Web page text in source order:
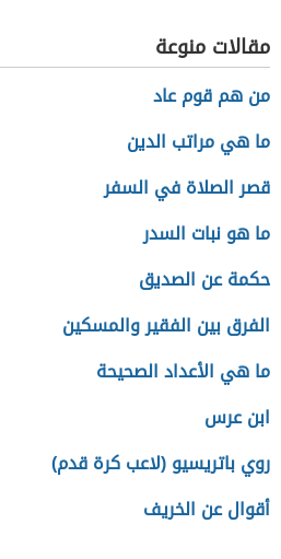
مقالات منوعة
من هم قوم عاد
ما هي مراتب الدين
قصر الصلاة في السفر
ما هو نبات السدر
حكمة عن الصديق
الفرق بين الفقير والمسكين
ما هي الأعداد الصحيحة
ابن عرس
روي باتريسيو (لاعب كرة قدم)
أقوال عن الخريف